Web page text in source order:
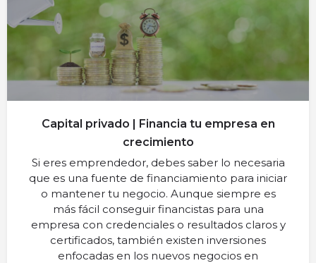
Capital privado | Financia tu empresa en
crecimiento
Si eres emprendedor, debes saber lo necesaria
que es una fuente de financiamiento para iniciar
o mantener tu negocio. Aunque siempre es
más fácil conseguir financistas para una
empresa con credenciales o resultados claros y
certificados, también existen inversiones
enfocadas en los nuevos negocios en